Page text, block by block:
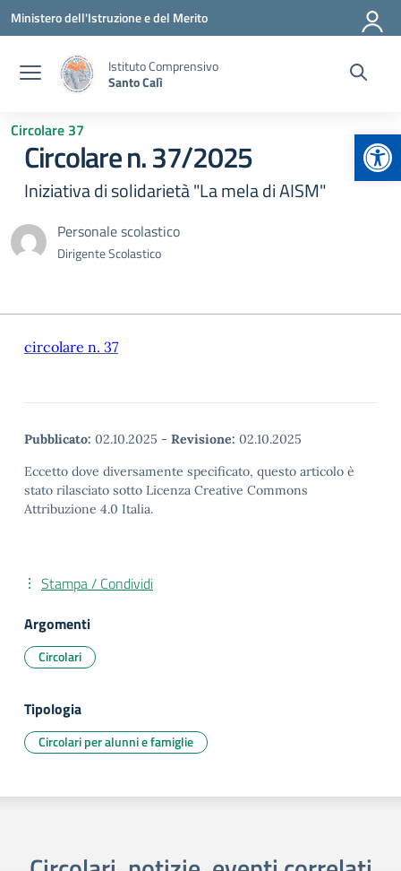
Vai ai contenuti
Vai al menu di navigazione
Vai al footer
Ministero dell'Istruzione e del Merito
Istituto Comprensivo
Santo Calì
Circolare 37
Circolare n. 37/2025
Iniziativa di solidarietà "La mela di AISM"
Personale scolastico
Dirigente Scolastico
circolare n. 37
Pubblicato: 02.10.2025 - Revisione: 02.10.2025
Eccetto dove diversamente specificato, questo articolo è
stato rilasciato sotto Licenza Creative Commons
Attribuzione 4.0 Italia.
Stampa / Condividi
Argomenti
Circolari
Tipologia
Circolari per alunni e famiglie